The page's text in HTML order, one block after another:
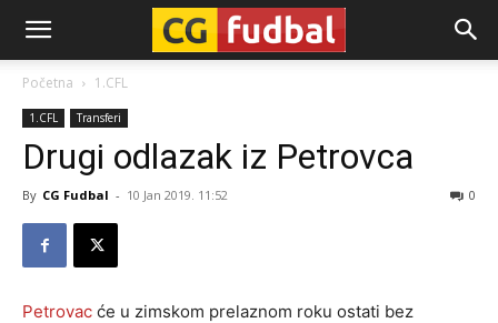
CG-
Fudbal
Početna 1.CFL
1.CFL Transferi
Drugi odlazak iz Petrovca
By CG Fudbal - 10 Jan 2019. 11:52 0
Petrovac će u zimskom prelaznom roku ostati bez